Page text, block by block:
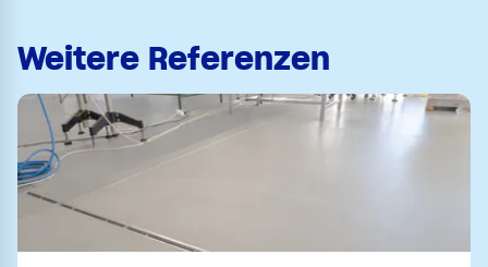
Weitere Referenzen